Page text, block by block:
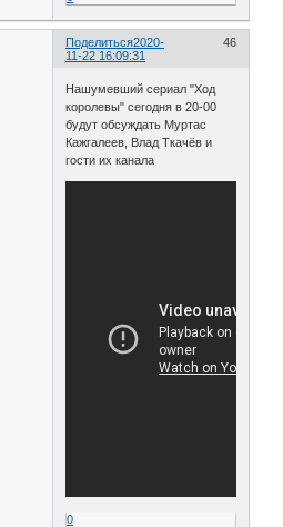
Поделиться 46
2020-
11-22 16:09:31
Нашумевший сериал "Ход
королевы" сегодня в 20-00
будут обсуждать Муртас
Кажгалеев, Влад Ткачёв и
гости их канала
0